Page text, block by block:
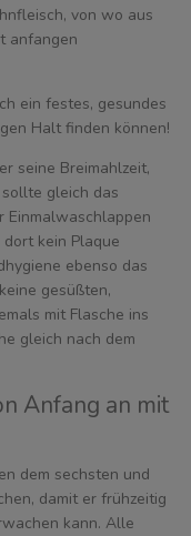
von wo aus
anfangen
ein festes, gesundes
Halt finden können!
seine Breimahlzeit,
gleich das
Einmalwaschlappen
kein Plaque
ebenso das
gesüßten,
mit Flasche ins
gleich nach dem
Anfang an mit
dem sechsten und
damit er frühzeitig
kann. Alle